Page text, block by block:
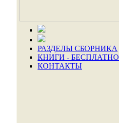
РАЗДЕЛЫ СБОРНИКА
КНИГИ - БЕСПЛАТНО
КОНТАКТЫ